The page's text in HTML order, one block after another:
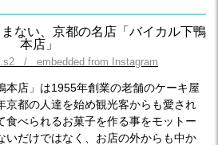
/ embedded from Instagram
本店」は1955年創業の老舗のケーキ屋
京都の人達を始め観光客からも愛され
食べられるお菓子を作る事をモットー
いだけではなく、お店の外からも中か